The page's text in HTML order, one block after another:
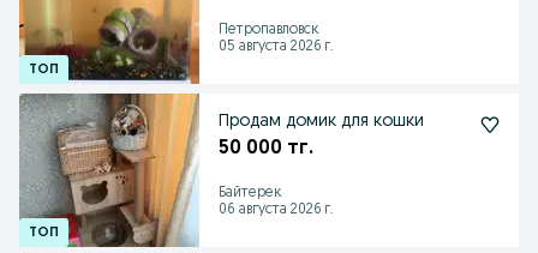
Петропавловск
05 августа 2026 г.
Продам домик для кошки
50 000 тг.
Байтерек
06 августа 2026 г.